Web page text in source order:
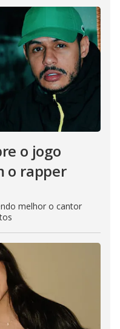
o jogo
o rapper
melhor o cantor